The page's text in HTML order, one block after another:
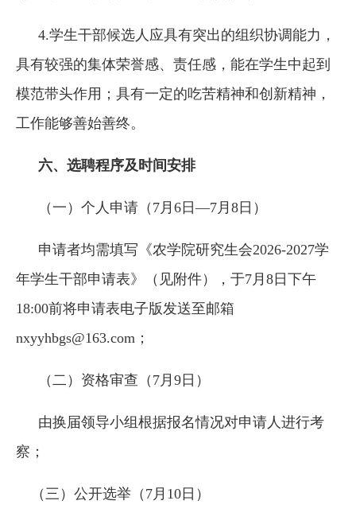
4.学生干部候选人应具有突出的组织协调能力，
具有较强的集体荣誉感、责任感，能在学生中起到
模范带头作用；具有一定的吃苦精神和创新精神，
工作能够善始善终。
六、选聘程序及时间安排
（一）个人申请（7月6日—7月8日）
申请者均需填写《农学院研究生会2026-2027学
年学生干部申请表》（见附件），于7月8日下午
18:00前将申请表电子版发送至邮箱
nxyyhbgs@163.com；
（二）资格审查（7月9日）
由换届领导小组根据报名情况对申请人进行考
察；
（三）公开选举（7月10日）